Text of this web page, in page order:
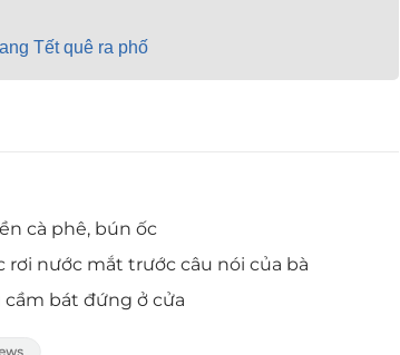
Tết quê ra phố
cà phê, bún ốc
nước mắt trước câu nói của bà
bát đứng ở cửa